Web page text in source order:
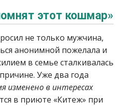
этот кошмар»
не только мужчина,
анонимной пожелала и
в семье сталкивалась
Уже два года
изменено в интересах
в приюте «Китеж» при